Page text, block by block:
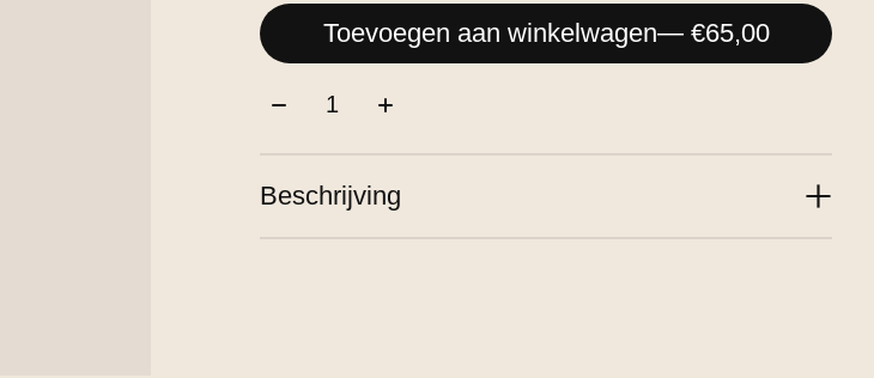
Toevoegen aan winkelwagen — €65,00
Aantal:
Beschrijving